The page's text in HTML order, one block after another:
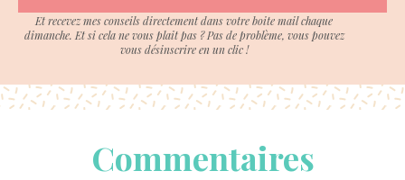
Et recevez mes conseils directement dans votre boite mail chaque
dimanche. Et si cela ne vous plait pas ? Pas de problème, vous pouvez
vous désinscrire en un clic !
Commentaires